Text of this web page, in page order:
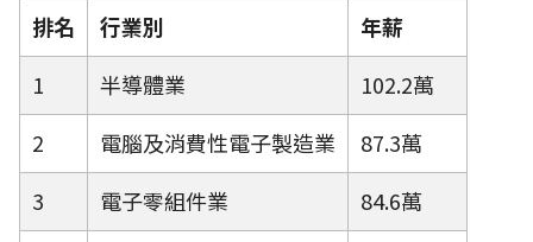
排名 行業別
年薪
1
半導體業
102.2萬
2
電腦及消費性電子製造業
87.3萬
3
電子零組件業
84.6萬